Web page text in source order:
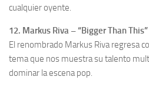
cualquier oyente.
12. Markus Riva – “Bigger Than This”
El renombrado Markus Riva regresa
tema que nos muestra su talento
dominar la escena pop.